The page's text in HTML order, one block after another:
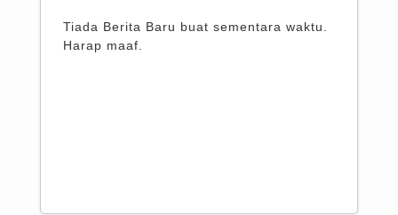
Tiada Berita Baru buat sementara waktu.
Harap maaf.